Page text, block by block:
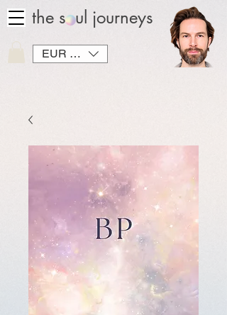
the soul journeys
EUR (€)